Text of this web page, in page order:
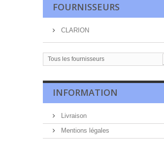
FOURNISSEURS
CLARION
Tous les fournisseurs
INFORMATION
Livraison
Mentions légales